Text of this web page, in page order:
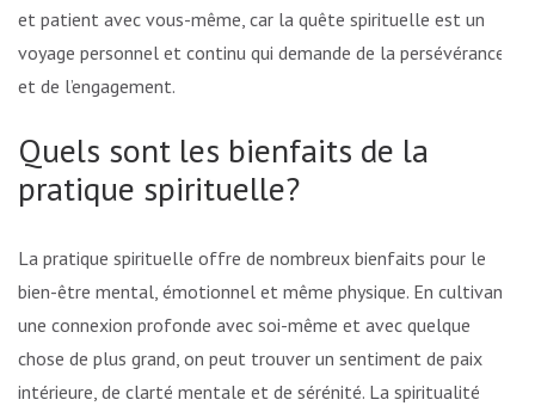
et patient avec vous-même, car la quête spirituelle est un
voyage personnel et continu qui demande de la persévérance
et de l’engagement.
Quels sont les bienfaits de la
pratique spirituelle?
La pratique spirituelle offre de nombreux bienfaits pour le
bien-être mental, émotionnel et même physique. En cultivant
une connexion profonde avec soi-même et avec quelque
chose de plus grand, on peut trouver un sentiment de paix
intérieure, de clarté mentale et de sérénité. La spiritualité